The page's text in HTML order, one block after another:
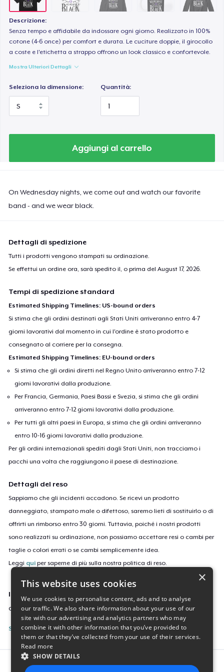
Descrizione:
Senza tempo e affidabile da indossare ogni giorno. Realizzato in 100%
cotone (4-6 once) per comfort e durata. Le cuciture doppie, il girocollo
a coste e l'etichetta a strappo offrono un look classico e confortevole.
Mostra Ulteriori Dettagli
Seleziona la dimensione: Quantità:
Aggiungi al carrello
On Wednesday nights, we come out and watch our favorite
band - and we wear black.
Dettagli di spedizione
Tutti i prodotti vengono stampati su ordinazione.
Se effettui un ordine ora, sarà spedito il, o prima delAugust 17, 2026.
Tempi di spedizione standard
Estimated Shipping Timelines: US-bound orders
Si stima che gli ordini destinati agli Stati Uniti arriveranno entro 4-7
giorni lavorativi dal momento in cui l'ordine è stato prodotto e
consegnato al corriere per la consegna.
Estimated Shipping Timelines: EU-bound orders
Si stima che gli ordini diretti nel Regno Unito arriveranno entro 7-12
giorni lavorativi dalla produzione.
Per Francia, Germania, Paesi Bassi e Svezia, si stima che gli ordini
arriveranno entro 7-12 giorni lavorativi dalla produzione.
Per tutti gli altri paesi in Europa, si stima che gli ordini arriveranno
entro 10-16 giorni lavorativi dalla produzione.
Per gli ordini internazionali spediti dagli Stati Uniti, non tracciamo i
pacchi una volta che raggiungono il paese di destinazione.
Dettagli del reso
Sappiamo che gli incidenti accadono. Se ricevi un prodotto
danneggiato, stampato male o difettoso, saremo lieti di sostituirlo o di
offrirti un rimborso entro 30 giorni. Tuttavia, poiché i nostri prodotti
sono realizzati su ordinazione, non possiamo accettare resi o cambi per
taglie o colori errati o se cambi semplicemente idea.
Leggi qui per saperne di più sulla nostra politica di reso.
ID campagne
oths-we-wear-black
Segnala questa inserzione
Report this product
×
This website uses cookies
We use cookies to personalise content, ads and to analyse
our traffic. We also share information about your use of our
site with our advertising and analytics partners who may
combine it with other information that you’ve provided to
them or that they’ve collected from your use of their services.
Read more
SHOW DETAILS